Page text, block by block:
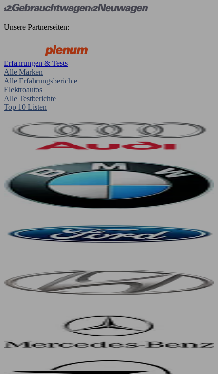
Unsere Partnerseiten:
Erfahrungen & Tests
Alle Marken
Alle Erfahrungsberichte
Elektroautos
Alle Testberichte
Top 10 Listen